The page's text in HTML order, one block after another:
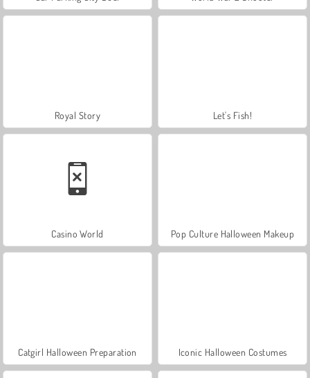
Royal Story Let's Fish!
Casino World Pop Culture Halloween Makeup
Catgirl Halloween Preparation Iconic Halloween Costumes